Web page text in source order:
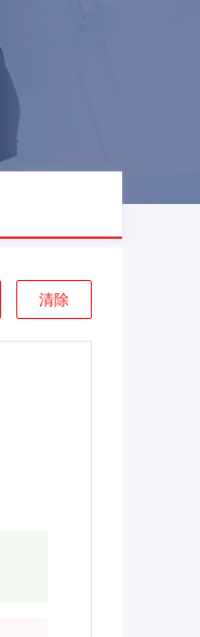
清除